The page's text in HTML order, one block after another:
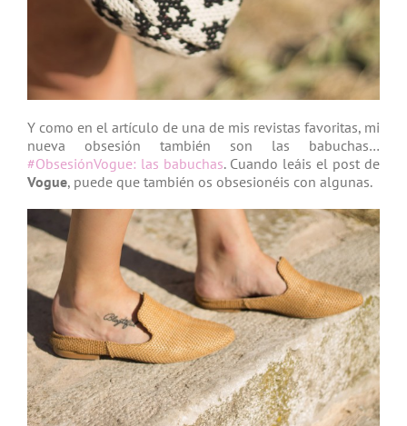
Y como en el artículo de una de mis revistas favoritas, mi
nueva obsesión también son las babuchas…
#ObsesiónVogue: las babuchas. Cuando leáis el post de
Vogue, puede que también os obsesionéis con algunas.